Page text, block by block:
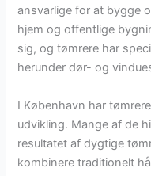
ansvarlige for at bygge
hjem og offentlige
sig, og tømrere har
herunder dør- og
I København har
udvikling. Mange af de
resultatet af dygtige
kombinere traditionelt